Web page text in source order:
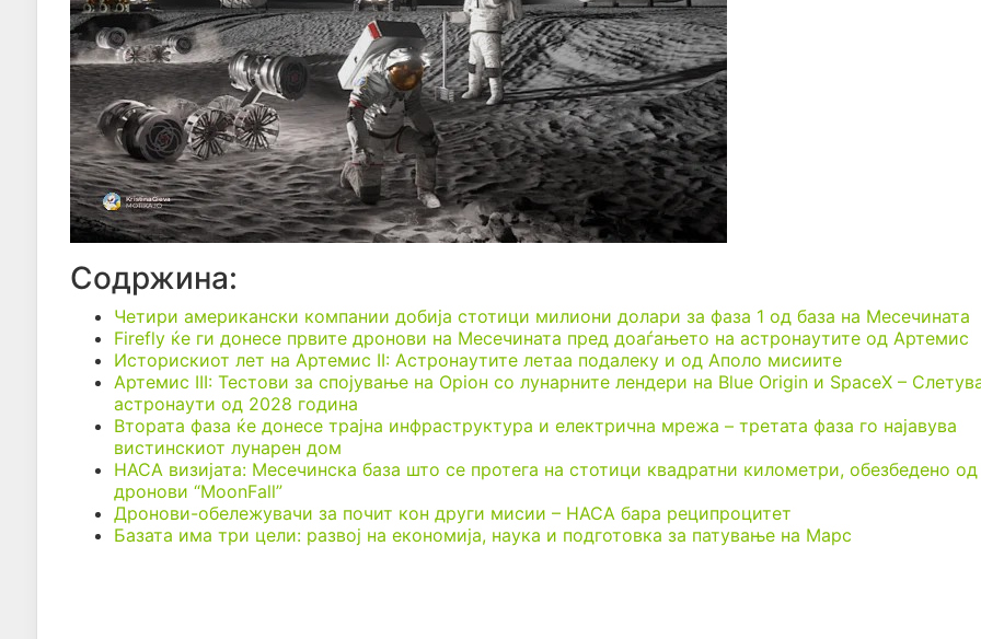
Содржина:
Четири американски компании добија стотици милиони долари за фаза 1 од база на Месечината
Firefly ќе ги донесе првите дронови на Месечината пред доаѓањето на астронаутите од Артемис
Историскиот лет на Артемис II: Астронаутите летаа подалеку и од Аполо мисиите
Артемис III: Тестови за спојување на Оріон со лунарните лендери на Blue Origin и SpaceX –
астронаути од 2028 година
Втората фаза ќе донесе трајна инфраструктура и електрична мрежа – третата фаза го најавува
вистинскиот лунарен дом
НАСА визијата: Месечинска база што се протега на стотици квадратни километри, обезбедено од
дронови “MoonFall”
Дронови-обележувачи за почит кон други мисии – НАСА бара реципроцитет
Базата има три цели: развој на економија, наука и подготовка за патување на Марс